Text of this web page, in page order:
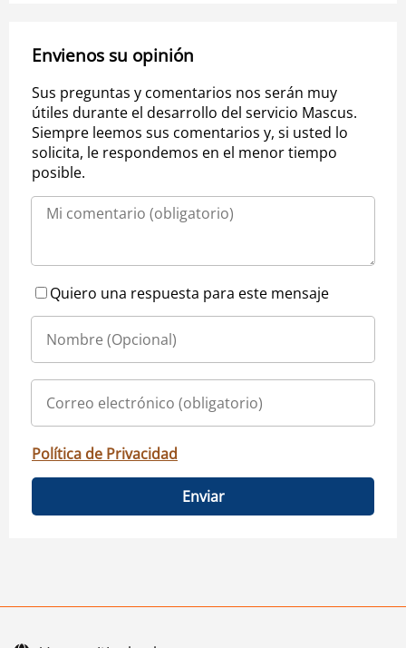
Envienos su opinión
Sus preguntas y comentarios nos serán muy
útiles durante el desarrollo del servicio Mascus.
Siempre leemos sus comentarios y, si usted lo
solicita, le respondemos en el menor tiempo
posible.
Quiero una respuesta para este mensaje
Política de Privacidad
Enviar